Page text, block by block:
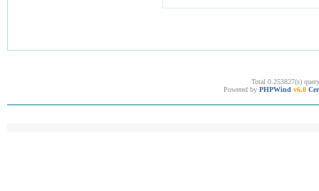
Total 0.253827(s)
Powered by PHPWind v6.0